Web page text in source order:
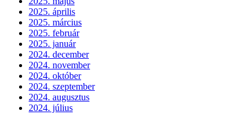
2025. április
2025. március
2025. február
2025. január
2024. december
2024. november
2024. október
2024. szeptember
2024. augusztus
2024. július